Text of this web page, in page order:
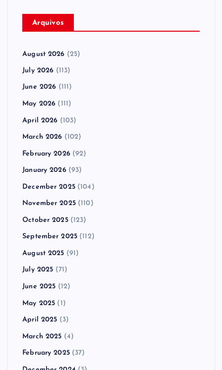
Arquivos
August 2026 (25)
July 2026 (113)
June 2026 (111)
May 2026 (111)
April 2026 (103)
March 2026 (102)
February 2026(92)
January 2026(93)
December 2025(104)
November 2025(110)
October 2025(123)
September 2025 (112)
August 2025 (91)
July 2025 (71)
June 2025 (12)
May 2025 (1)
April 2025 (3)
March 2025 (4)
February 2025(37)